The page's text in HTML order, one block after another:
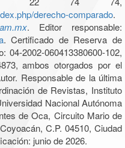
derecho-comparado.
. Editor responsable:
. Certificado de Reserva de
2002-060413380600-102,
ambos otorgados por el
Responsable de la última
de Revistas, Instituto
Nacional Autónoma
de Oca, Circuito Mario de
C.P. 04510, Ciudad
junio de 2026.